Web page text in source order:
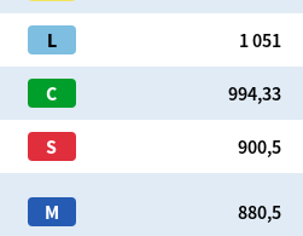
L 1 051
C 994,33
S 900,5
M 880,5